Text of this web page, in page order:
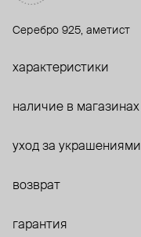
Серебро 925, аметист
характеристики
наличие в магазинах
уход за украшениями
возврат
гарантия